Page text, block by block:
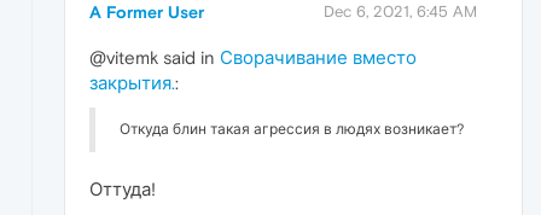
A Former User Dec 6, 2021, 6:45 AM
@vitemk said in Сворачивание вместо
закрытия.:
Откуда блин такая агрессия в людях возникает?
Оттуда!